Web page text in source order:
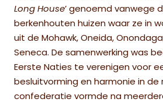
Long House’ genoemd vanwege
berkenhouten huizen waar ze in
uit de Mohawk, Oneida,
Seneca. De samenwerking was
Eerste Naties te verenigen voor
besluitvorming en harmonie in de
confederatie vormde na